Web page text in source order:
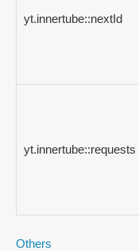
yt.innertube::nextId
yt.innertube::requests
Others